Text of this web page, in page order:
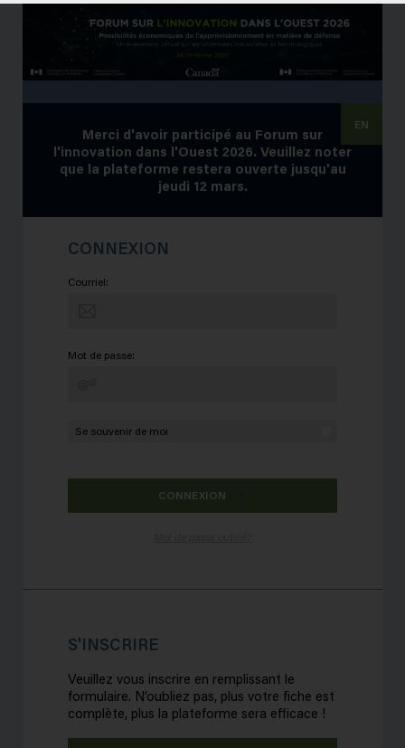
EN
Merci d'avoir participé au Forum sur
l'innovation dans l'Ouest 2026. Veuillez noter
que la plateforme restera ouverte jusqu'au
jeudi 12 mars.
CONNEXION
Courriel:
Mot de passe:
Se souvenir de moi
CONNEXION
S'INSCRIRE
Veuillez vous inscrire en remplissant le
formulaire. N’oubliez pas, plus votre fiche est
complète, plus la plateforme sera efficace !